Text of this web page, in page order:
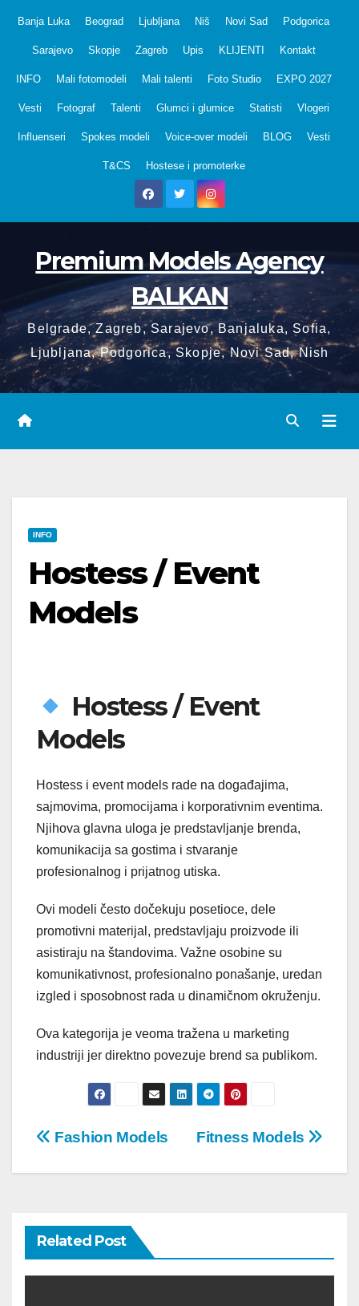
Banja Luka Beograd Ljubljana Niš Novi Sad Podgorica
Sarajevo Skopje Zagreb Upis KLIJENTI Kontakt
INFO Mali fotomodeli Mali talenti Foto Studio EXPO 2027
Vesti Fotograf Talenti Glumci i glumice Statisti Vlogeri
Influenseri Spokes modeli Voice-over modeli BLOG Vesti
T&CS Hostese i promoterke
Premium Models Agency
BALKAN
Belgrade, Zagreb, Sarajevo, Banjaluka, Sofia,
Ljubljana, Podgorica, Skopje, Novi Sad, Nish
INFO
Hostess / Event
Models
Hostess / Event
Models
Hostess i event models rade na događajima,
sajmovima, promocijama i korporativnim eventima.
Njihova glavna uloga je predstavljanje brenda,
komunikacija sa gostima i stvaranje
profesionalnog i prijatnog utiska.
Ovi modeli često dočekuju posetioce, dele
promotivni materijal, predstavljaju proizvode ili
asistiraju na štandovima. Važne osobine su
komunikativnost, profesionalno ponašanje, uredan
izgled i sposobnost rada u dinamičnom okruženju.
Ova kategorija je veoma tražena u marketing
industriji jer direktno povezuje brend sa publikom.
Post
navigation
Fitness Models
Fashion Models
Related Post